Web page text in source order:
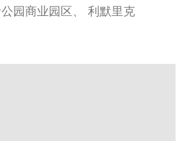
园商业园区、 利默里克